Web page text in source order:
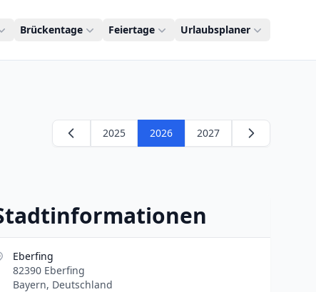
Brückentage Feiertage Urlaubsplaner
2025 2026 2027
Eberfing
82390 Eberfing
Bayern, Deutschland